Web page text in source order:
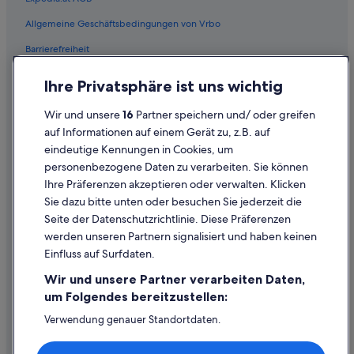
Allgemeine Geschäftsbedingungen von Vrbo
Barrierefreiheit
Rechtliche Hinweise/Kontakt
Inhaltsrichtlinien und Melden von Inhalten
Hilfe
Hilfe
Rückerstattungsprozess und Zeitrahmen
Buchen Sie einen Flug mit einer Gutschrift bei der Fluggesellschaft
Internationale Reisedokumente
Ihre Privatsphäre ist uns wichtig
Wir und unsere16 Partner speichern und/ oder greifen
auf Informationen auf einem Gerät zu, z.B. auf
eindeutige Kennungen in Cookies, um
personenbezogene Daten zu verarbeiten. Sie können
Ihre Präferenzen akzeptieren oder verwalten. Klicken
Sie dazu bitte unten oder besuchen Sie jederzeit die
Seite der Datenschutzrichtlinie. Diese Präferenzen
werden unseren Partnern signalisiert und haben keinen
Einfluss auf Surfdaten.
Wir und unsere Partner verarbeiten Daten,
um Folgendes bereitzustellen:
Verwendung genauer Standortdaten.
Speichern von oder Zugriff auf Informationen auf einem